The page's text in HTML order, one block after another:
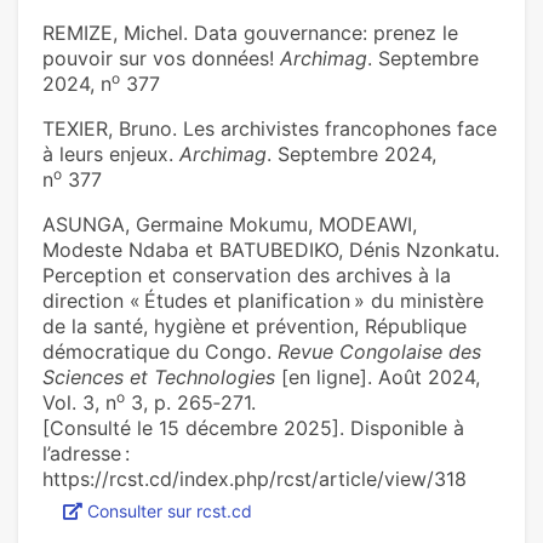
REMIZE, Michel. Data gouvernance: prenez le
pouvoir sur vos données! Archimag. Septembre
2024, no 377
TEXIER, Bruno. Les archivistes francophones face
à leurs enjeux. Archimag. Septembre 2024,
no 377
ASUNGA, Germaine Mokumu, MODEAWI,
Modeste Ndaba et BATUBEDIKO, Dénis Nzonkatu.
Perception et conservation des archives à la
direction « Études et planification » du ministère
de la santé, hygiène et prévention, République
démocratique du Congo. Revue Congolaise des
Sciences et Technologies [en ligne]. Août 2024,
Vol. 3, no 3, p. 265‑271.
[Consulté le 15 décembre 2025]. Disponible à
l’adresse :
https://rcst.cd/index.php/rcst/article/view/318
Consulter sur rcst.cd